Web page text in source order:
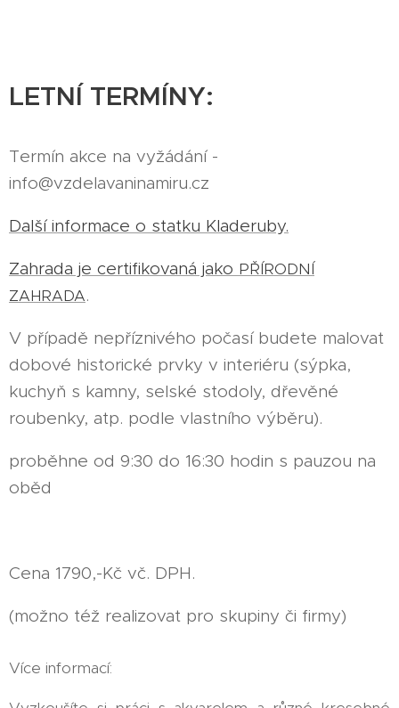
LETNÍ TERMÍNY:
Termín akce na vyžádání -
info@vzdelavaninamiru.cz
Další informace o statku Kladeruby.
Zahrada je certifikovaná jako PŘÍRODNÍ
ZAHRADA.
V případě nepříznivého počasí budete malovat
dobové historické prvky v interiéru (sýpka,
kuchyň s kamny, selské stodoly, dřevěné
roubenky, atp. podle vlastního výběru).
proběhne od 9:30 do 16:30 hodin s pauzou na
oběd
Cena 1790,-Kč vč. DPH.
(možno též realizovat pro skupiny či firmy)
Více informací: